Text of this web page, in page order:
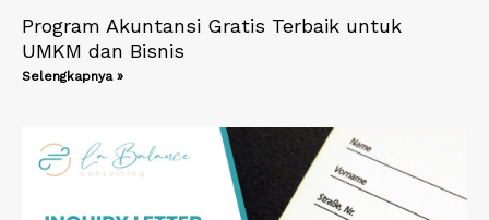
Program Akuntansi Gratis Terbaik untuk
UMKM dan Bisnis
Selengkapnya »